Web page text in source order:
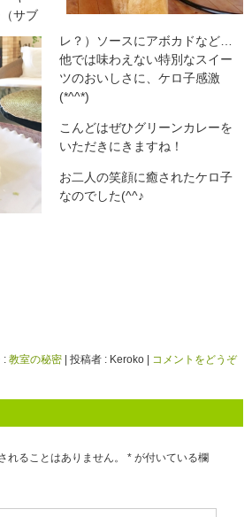
サブ
レ？）ソースにアボカドなど…
他では味わえない特別なスイー
ツのおいしさに、ケロ子感激
(*^^*)
こんどはぜひグリーンカレーを
いただきにきますね！
お二人の笑顔に癒されたケロ子
なのでした(^^♪
: 教室の秘密 | 投稿者 : Keroko | コメントをどうぞ
れることはありません。 * が付いている欄